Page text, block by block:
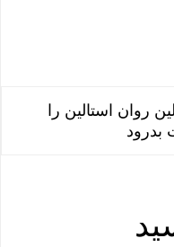
روان استالین را
بدرود